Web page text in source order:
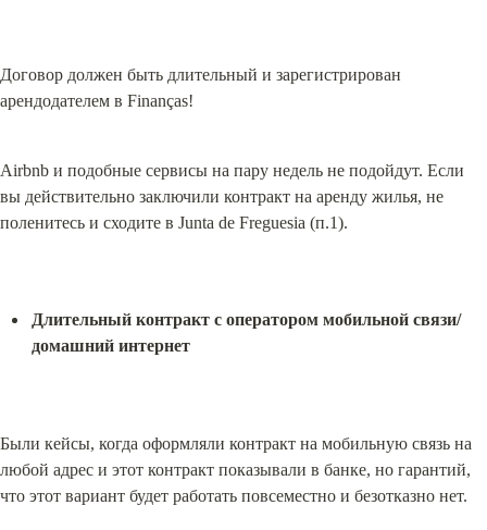
Договор должен быть длительный и зарегистрирован
арендодателем в Finanças!
Airbnb и подобные сервисы на пару недель не подойдут. Если
вы действительно заключили контракт на аренду жилья, не
поленитесь и сходите в Junta de Freguesia (п.1).
Длительный контракт с оператором мобильной связи/
домашний интернет
Были кейсы, когда оформляли контракт на мобильную связь на
любой адрес и этот контракт показывали в банке, но гарантий,
что этот вариант будет работать повсеместно и безотказно нет.